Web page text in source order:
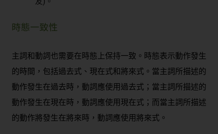
時態一致性
主詞和動詞也需要在時態上保持一致。時態表示動作發生
的時間，包括過去式、現在式和將來式。當主詞所描述的
動作發生在過去時，動詞應使用過去式；當主詞所描述的
動作發生在現在時，動詞應使用現在式；而當主詞所描述
的動作將發生在將來時，動詞應使用將來式。